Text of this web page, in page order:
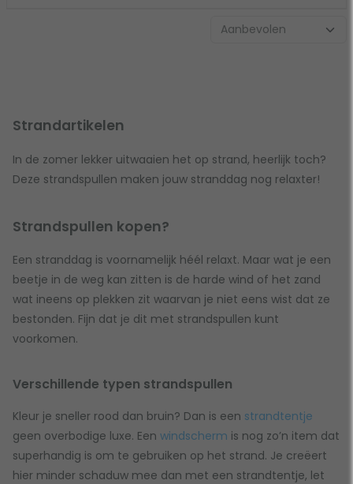
Strandartikelen
In de zomer lekker uitwaaien het op strand, heerlijk toch?
Deze strandspullen maken jouw stranddag nog relaxter!
Strandspullen kopen?
Een stranddag is voornamelijk héél relaxt. Maar wat je een
beetje in de weg kan zitten is de harde wind of het zand
wat ineens op plekken zit waarvan je niet eens wist dat ze
bestonden. Fijn dat je dit met strandspullen kunt
voorkomen.
Verschillende typen strandspullen
Kleur je sneller rood dan bruin? Dan is een strandtentje
geen overbodige luxe. Een windscherm is nog zo’n item dat
superhandig is om te gebruiken op het strand. Je creëert
hier minder schaduw mee dan met een strandtentje, let